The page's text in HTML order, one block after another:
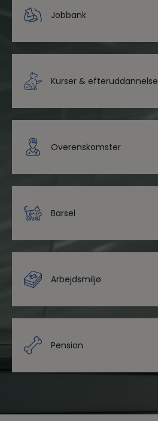
Jobbank
Kurser & efteruddannelse
Overenskomster
Barsel
Arbejdsmiljø
Pension